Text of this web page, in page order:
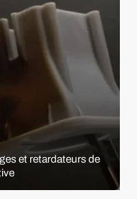
et retardateurs de